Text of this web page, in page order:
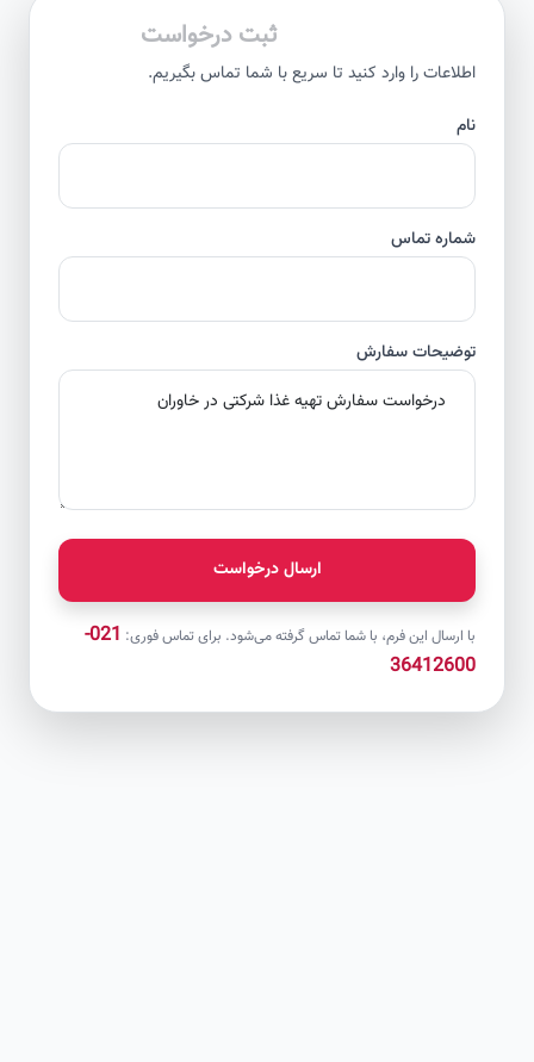
ثبت درخواست
اطلاعات را وارد کنید تا سریع با شما تماس بگیریم.
شماره تماس
توضیحات سفارش
ارسال درخواست
با ارسال این فرم، با شما تماس گرفته می‌شود. برای تماس فوری:
021-
36412600